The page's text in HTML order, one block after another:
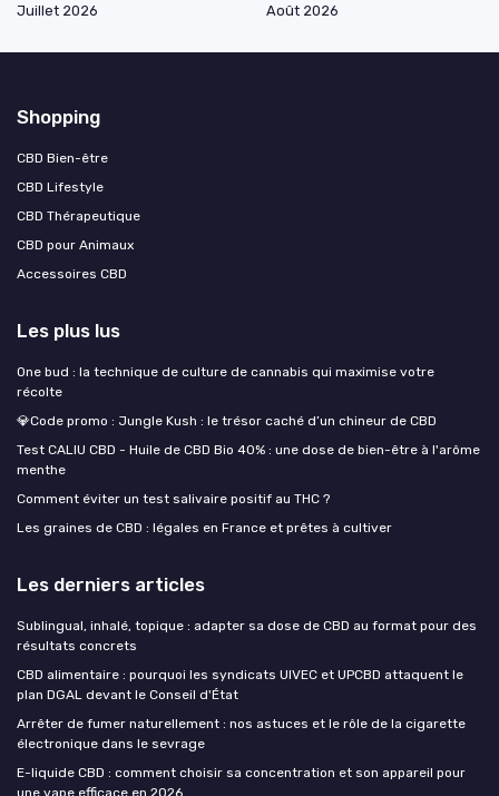
Juillet 2026
Août 2026
Shopping
CBD Bien-être
CBD Lifestyle
CBD Thérapeutique
CBD pour Animaux
Accessoires CBD
Les plus lus
One bud : la technique de culture de cannabis qui maximise votre
récolte
💎Code promo : Jungle Kush : le trésor caché d’un chineur de CBD
Test CALIU CBD - Huile de CBD Bio 40% : une dose de bien-être à l'arôme
menthe
Comment éviter un test salivaire positif au THC ?
Les graines de CBD : légales en France et prêtes à cultiver
Les derniers articles
Sublingual, inhalé, topique : adapter sa dose de CBD au format pour des
résultats concrets
CBD alimentaire : pourquoi les syndicats UIVEC et UPCBD attaquent le
plan DGAL devant le Conseil d'État
Arrêter de fumer naturellement : nos astuces et le rôle de la cigarette
électronique dans le sevrage
E-liquide CBD : comment choisir sa concentration et son appareil pour
une vape efficace en 2026